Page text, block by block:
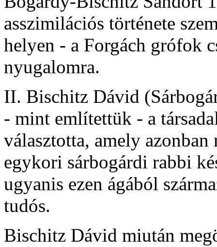
asszimilációs története
helyen - a Forgách grófok
nyugalomra.
II. Bischitz Dávid
- mint említettük - a
választotta, amely azonban
egykori sárbogárdi rabbi
ugyanis ezen ágából
tudós.
Bischitz Dávid miután